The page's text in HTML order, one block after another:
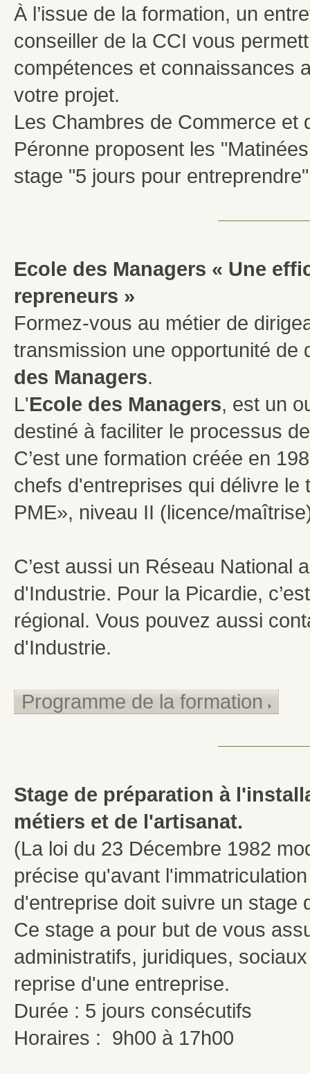
À l’issue de la formation, un
conseiller de la CCI vous
compétences et connaissances
votre projet.
Les Chambres de Commerce et
Péronne proposent les
stage "5 jours pour
Ecole des Managers « Une
repreneurs »
Formez-vous au métier de
transmission une opportunité
des Managers.
L'Ecole des Managers, est un
destiné à faciliter le processus
C’est une formation créée en
chefs d'entreprises qui délivre le
PME», niveau II (licence/
C’est aussi un Réseau National
d'Industrie. Pour la Picardie,
régional. Vous pouvez aussi
d'Industrie.
Programme de la formation
Stage de préparation à
métiers et de l'artisanat.
(La loi du 23 Décembre 1982
précise qu'avant
d'entreprise doit suivre un stage
Ce stage a pour but de vous
administratifs, juridiques,
reprise d'une entreprise.
Durée : 5 jours consécutifs
Horaires : 9h00 à 17h00